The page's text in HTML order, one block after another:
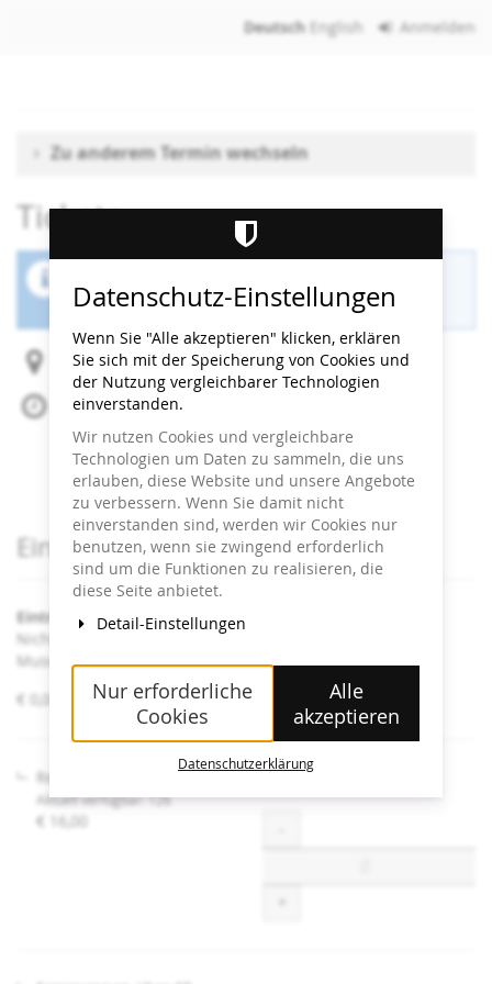
Deutsch English Anmelden
Zu anderem Termin wechseln
Tickets
ist beendet.
Heidi Horten Collection
Do, 21. Mai 2026
Beginn:
11:00 Uhr
Ende:11:30Uhr
Zum Kalender hinzufügen
Produkte
Eintrittskarten
Eintritt Heidi Horten Collection
Nicht angeführte Ermäßigungen sind an der Kassa im
Museum erhältlich.
von
€ 0,00 – € 16,00
Regulär
Aktuell verfügbar: 126
€ 16,00
Datenschutz-Einstellungen
Wenn Sie "Alle akzeptieren" klicken, erklären
Sie sich mit der Speicherung von Cookies und
der Nutzung vergleichbarer Technologien
einverstanden.
Wir nutzen Cookies und vergleichbare
Technologien um Daten zu sammeln, die uns
erlauben, diese Website und unsere Angebote
zu verbessern. Wenn Sie damit nicht
einverstanden sind, werden wir Cookies nur
benutzen, wenn sie zwingend erforderlich
sind um die Funktionen zu realisieren, die
diese Seite anbietet.
Detail-Einstellungen
Nur erforderliche
Cookies
Alle
akzeptieren
Datenschutzerklärung